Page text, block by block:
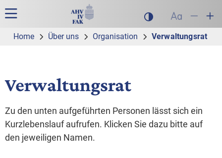
Zur Hauptnavigation
Zum Inhalt
Suche
Hauptnavigation Dunklen Modus
Schrift auf
Schrift
Home Über uns Organisation Verwaltungsrat
Verwaltungsrat
Zu den unten aufgeführten Personen lässt sich ein
Kurzlebenslauf aufrufen. Klicken Sie dazu bitte auf
den jeweiligen Namen.